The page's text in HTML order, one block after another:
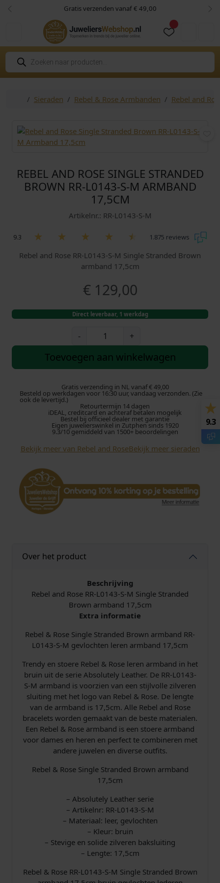
Skip to content
Skip to footer Gratis verzenden vanaf € 49,00
Vorige
P
o
d
HomeSieraden Rebel & Rose Armbanden Rebel and
REBEL AND ROSE SINGLE STRANDED
BROWN RR-L0143-S-M ARMBAND
17,5CM
Artikelnr.: RR-L0143-S-M
9.3 1.875 reviews
Rebel and Rose RR-L0143-S-M Single Stranded Brown
armband 17,5cm
€129,00
Direct leverbaar, 1 werkdag
-
b
a
n
R
o
e
n
g
a
e
d
o
w
R
R
-
L
0
1
4
3
-
A
r
m
a
1
+
Toevoegen aan winkelwagen
Gratis verzending in NL vanaf € 49,00
Besteld op werkdagen voor 16:30 uur, vandaag verzonden. (Zie
ook de levertijd.)
Retourtermijn 14 dagen
iDEAL, creditcard en achteraf betalen mogelijk
Bestel bij officieel dealer met garantie
Eigen juwelierswinkel in Zutphen sinds 1920
9.3/10 gemiddeld van 1500+ beoordelingen
Bekijk meer van Rebel and RoseBekijk meer sieraden
Over het product
Beschrijving
Rebel and Rose RR-L0143-S-M Single Stranded
Brown armband 17,5cm
Extra informatie
Rebel & Rose Single Stranded Brown armband RR-
L0143-S-M gevlochten leren armband 17,5cm
Trendy en stoere Rebel & Rose leren armband in het
bruin uit de serie Absolutely Leather. De RR-L0143-
S-M armband is voorzien van een stijlvolle zilveren
sluiting met het logo van Rebel & Rose. De lengte
van de armband is 17,5cm. Alle Rebel and Rose
bracelets worden gemaakt van de beste materialen.
Een Rebel & Rose armband is een stoere armband
voor dames en heren en perfect te combineren met
andere juwelen en diverse outfits.
Rebel & Rose Single Stranded Brown armband
17,5cm
– Absolutely Leather serie
– Artikelnr: RR-L0143-S-M
– Materiaal: leer, gevlochten
– Kleur: bruin
– Stevige en solide zilveren baksluiting
– Lengte: 17,5cm
Rebel & Rose RR-L0143-S-M Single Stranded Brown
9.3